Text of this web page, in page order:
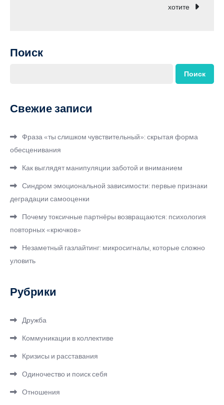
хотите
Поиск
Поиск
Свежие записи
Фраза «ты слишком чувствительный»: скрытая форма
обесценивания
Как выглядят манипуляции заботой и вниманием
Синдром эмоциональной зависимости: первые признаки
деградации самооценки
Почему токсичные партнёры возвращаются: психология
повторных «крючков»
Незаметный газлайтинг: микросигналы, которые сложно
уловить
Рубрики
Дружба
Коммуникации в коллективе
Кризисы и расставания
Одиночество и поиск себя
Отношения